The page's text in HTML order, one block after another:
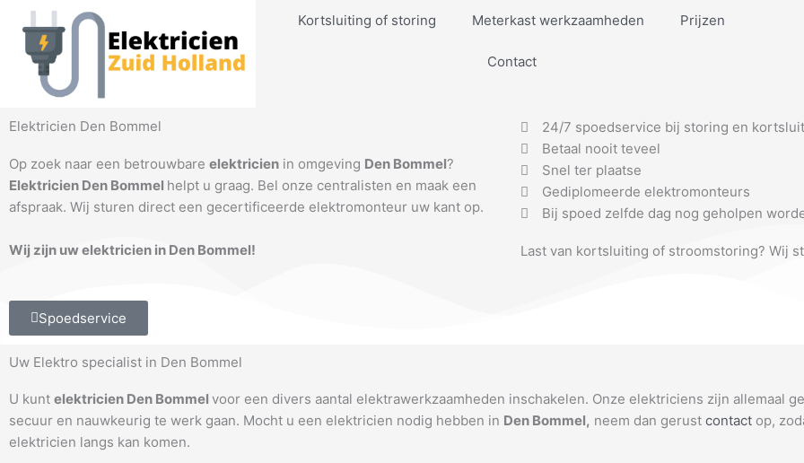
naar
inhoud
Kortsluiting of storing Meterkast werkzaamheden Prijzen
Contact
Elektricien Den Bommel
Op zoek naar een betrouwbare elektricien in omgeving Den Bommel?
Elektricien Den Bommel helpt u graag. Bel onze centralisten en maak een
afspraak. Wij sturen direct een gecertificeerde elektromonteur uw kant op.
Wij zijn uw elektricien in Den Bommel!
Spoedservice
24/7 spoedservice bij storing en
Betaal nooit teveel
Snel ter plaatse
Gediplomeerde elektromonteurs
Bij spoed zelfde dag nog geholpen
Last van kortsluiting of stroomstoring? Wij
Uw Elektro specialist in Den Bommel
U kunt elektricien Den Bommel voor een divers aantal elektrawerkzaamheden inschakelen. Onze elektriciens zijn allemaal
secuur en nauwkeurig te werk gaan. Mocht u een elektricien nodig hebben in Den Bommel, neem dan gerust contact op,
elektricien langs kan komen.